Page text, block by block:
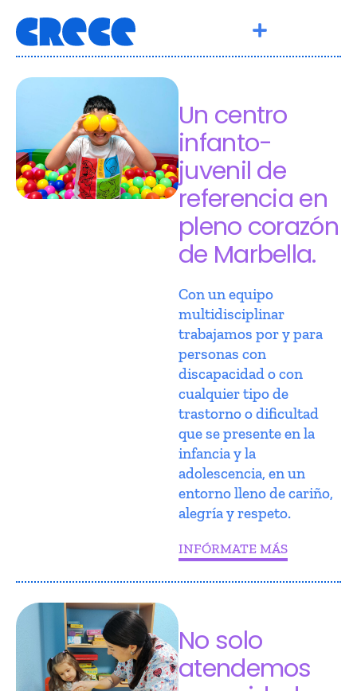
Un centro
infanto-
juvenil de
referencia en
pleno corazón
de Marbella.
Con un equipo
multidisciplinar
trabajamos por y para
personas con
discapacidad o con
cualquier tipo de
trastorno o dificultad
que se presente en la
infancia y la
adolescencia, en un
entorno lleno de cariño,
alegría y respeto.
INFÓRMATE MÁS
No solo
atendemos